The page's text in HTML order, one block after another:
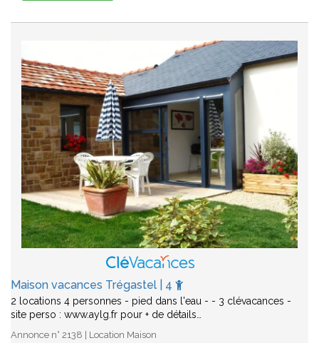
Maison vacances Trégastel | 4
2 locations 4 personnes - pied dans l'eau - - 3 clévacances -
site perso : www.aylg.fr pour + de détails…
Annonce n° 2138 | Location Maison